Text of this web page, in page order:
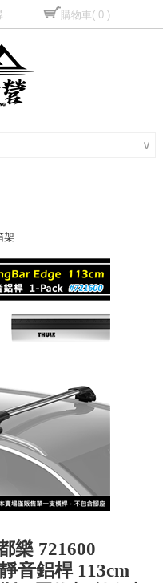
購物車( 0 )
∨
架
樂 721600
音鋁桿 113cm